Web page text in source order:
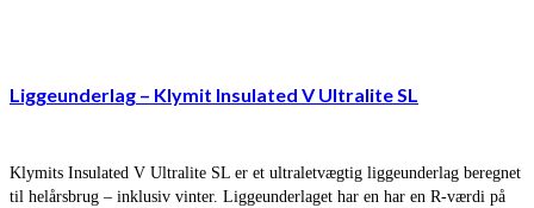
Liggeunderlag – Klymit Insulated V Ultralite SL
Klymits Insulated V Ultralite SL er et ultraletvægtig liggeunderlag beregnet
til helårsbrug – inklusiv vinter. Liggeunderlaget har en har en R-værdi på